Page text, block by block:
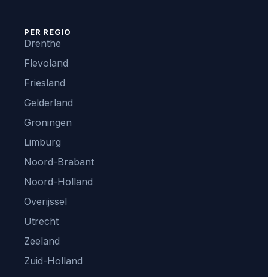
PER REGIO
Drenthe
Flevoland
Friesland
Gelderland
Groningen
Limburg
Noord-Brabant
Noord-Holland
Overijssel
Utrecht
Zeeland
Zuid-Holland